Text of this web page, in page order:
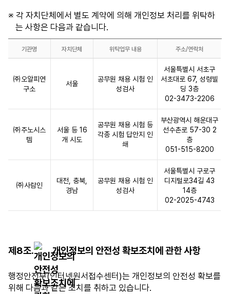
다.
자),
위
탁
업
내
용
이
있
니
※ 각 자치단체에서 별도 계약에 의해 개인정보 처리를 위탁하
는 사항은 다음과 같습니다.
치
별
탁
리
관
자
치
기관명 자치단체 위탁업무 내용 주소/연락처
㈜오알피연
구소
서울
공무원 채용 시험 인
성검사
서울특별시 서초구
서초대로 67, 성령빌
딩 3층
02-3473-2206
㈜주노시스
템
서울 등 16
개 시도
공무원 채용 시험 등
각종 시험 답안지 인
쇄
부산광역시 해운대구
선수촌로 57-30 2
층
051-515-8200
㈜사람인
대전, 충북,
경남
공무원 채용 시험 인
성검사
서울특별시 구로구
디지털로34길 43
14층
02-2025-4743
제8조. 개인정보의 안전성 확보조치에 관한 사항
행정안전부(인터넷원서접수센터)는 개인정보의 안전성 확보를
위해 다음과 같은 조치를 취하고 있습니다.